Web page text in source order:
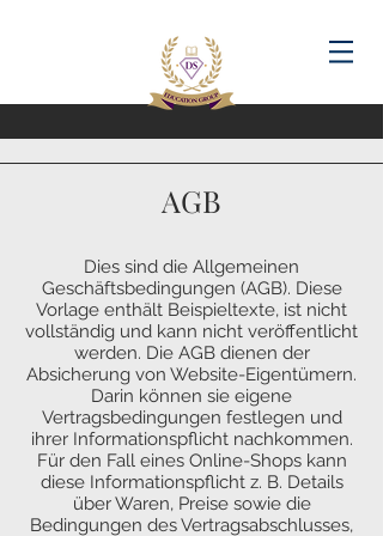
AGB
Dies sind die Allgemeinen
Geschäftsbedingungen (AGB). Diese
Vorlage enthält Beispieltexte, ist nicht
vollständig und kann nicht veröffentlicht
werden. Die AGB dienen der
Absicherung von Website-Eigentümern.
Darin können sie eigene
Vertragsbedingungen festlegen und
ihrer Informationspflicht nachkommen.
Für den Fall eines Online-Shops kann
diese Informationspflicht z. B. Details
über Waren, Preise sowie die
Bedingungen des Vertragsabschlusses,